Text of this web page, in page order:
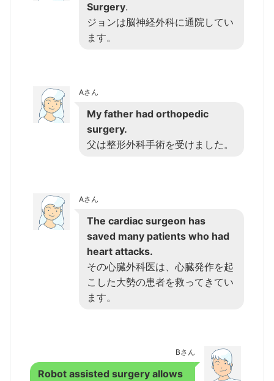
Surgery.
ジョンは脳神経外科に通院してい
ます。
Aさん
My father had orthopedic
surgery.
父は整形外科手術を受けました。
Aさん
The cardiac surgeon has
saved many patients who had
heart attacks.
その心臓外科医は、心臓発作を起
こした大勢の患者を救ってきてい
ます。
Bさん
Robot assisted surgery allows